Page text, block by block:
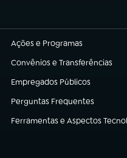
Ações e Programas
(abre em nova aba)
Convênios e Transferências
(abre em nova aba)
Empregados Públicos
(abre em nova aba)
Perguntas Frequentes
(abre em nova aba)
Ferramentas e Aspectos
(abre em nova aba)